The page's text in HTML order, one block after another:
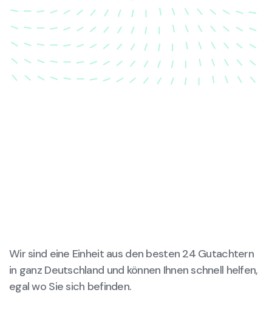
dass Ihre Fahrzeugkarosserie nach einem Unfall
wieder in ihren ursprünglichen Zustand gebracht
wird.
Wir sind eine Einheit aus den besten 24 Gutachtern
in ganz Deutschland und können Ihnen schnell helfen,
egal wo Sie sich befinden.